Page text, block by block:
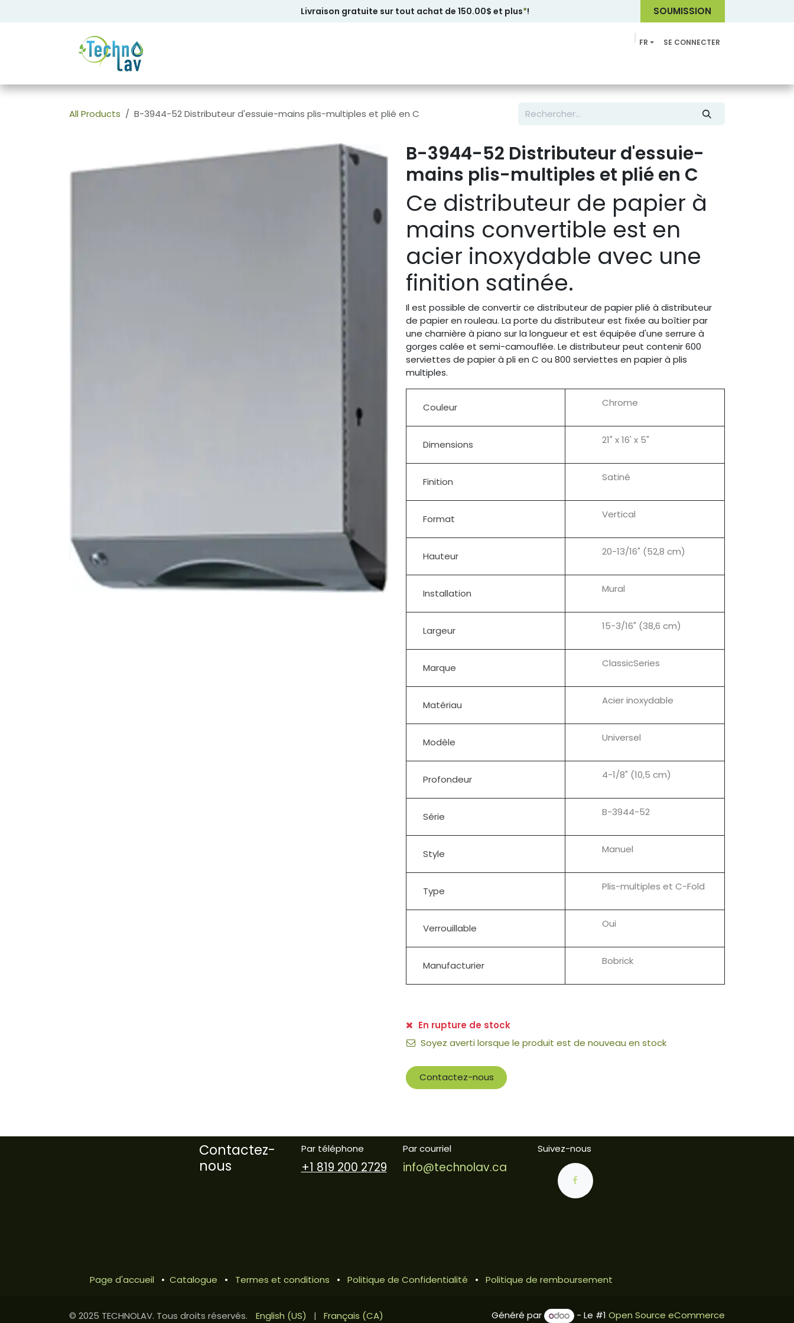
Livraison gratuite sur tout achat de 150.00$ et plus*! SOUMISSION
FR SE CONNECTER
All Products B-3944-52 Distributeur d'essuie-mains plis-multiples et plié en C
B-3944-52 Distributeur d'essuie-
mains plis-multiples et plié en C
Ce distributeur de papier à
mains convertible est en
acier inoxydable avec une
finition satinée.
Il est possible de convertir ce distributeur de papier plié à distributeur
de papier en rouleau. La porte du distributeur est fixée au boîtier par
une charnière à piano sur la longueur et est équipée d'une serrure à
gorges calée et semi-camouflée. Le distributeur peut contenir 600
serviettes de papier à pli en C ou 800 serviettes en papier à plis
multiples.
Couleur Chrome
Dimensions 21" x 16' x 5"
Finition Satiné
Format Vertical
Hauteur 20-13/16" (52,8 cm)
Installation Mural
Largeur 15-3/16" (38,6 cm)
Marque ClassicSeries
Matériau Acier inoxydable
Modèle Universel
Profondeur 4-1/8" (10,5 cm)
Série B-3944-52
Style Manuel
Type Plis-multiples et C-Fold
Verrouillable Oui
Manufacturier Bobrick
En rupture de stock
Soyez averti lorsque le produit est de nouveau en stock
Contactez-nous
Contactez-
nous
Par téléphone
+1 819 200 2729
Par courriel
info@technolav.ca
Suivez-nous
Page d'accueil • Catalogue • Termes et conditions • Politique de Confidentialité • Politique de remboursement
© 2025 TECHNOLAV. Tous droits réservés. English (US) | Français (CA) Généré par - Le #1 Open Source eCommerce